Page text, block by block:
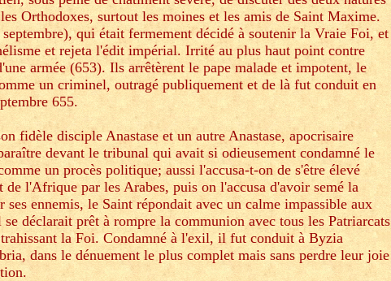
Orthodoxes, surtout les moines et les amis de Saint Maxime.
qui était fermement décidé à soutenir la Vraie Foi, et
et rejeta l'édit impérial. Irrité au plus haut point contre
armée (653). Ils arrêtèrent le pape malade et impotent, le
un criminel, outragé publiquement et de là fut conduit en
655.
fidèle disciple Anastase et un autre Anastase, apocrisaire
devant le tribunal qui avait si odieusement condamné le
un procès politique; aussi l'accusa-t-on de s'être élevé
l'Afrique par les Arabes, puis on l'accusa d'avoir semé la
ennemis, le Saint répondait avec un calme impassible aux
déclarait prêt à rompre la communion avec tous les Patriarcats
la Foi. Condamné à l'exil, il fut conduit à Byzia
dans le dénuement le plus complet mais sans perdre leur joie